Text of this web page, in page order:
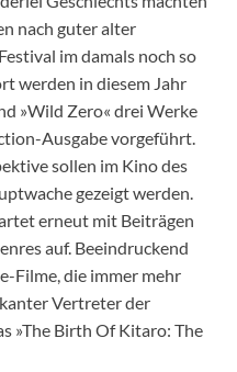
nach guter alter
im damals noch so
werden in diesem Jahr
»Wild Zero« drei Werke
Ausgabe vorgeführt.
sollen im Kino des
gezeigt werden.
erneut mit Beiträgen
auf. Beeindruckend
Filme, die immer mehr
Vertreter der
»The Birth Of Kitaro: The